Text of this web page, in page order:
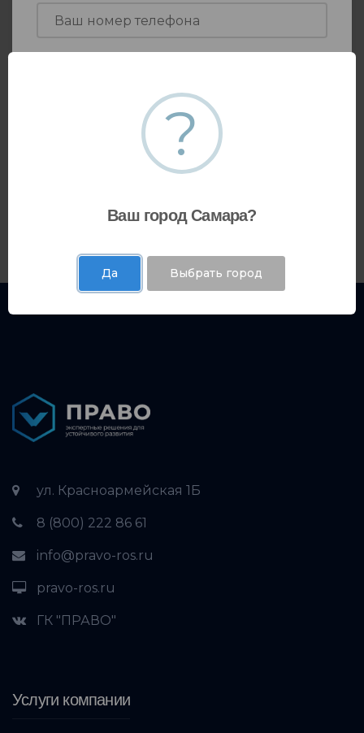
ул. Красноармейская 1Б
8 (800) 222 86 61
info@pravo-ros.ru
pravo-ros.ru
ГК "ПРАВО"
Услуги компании
?
Ваш город Самара?
Да Выбрать город